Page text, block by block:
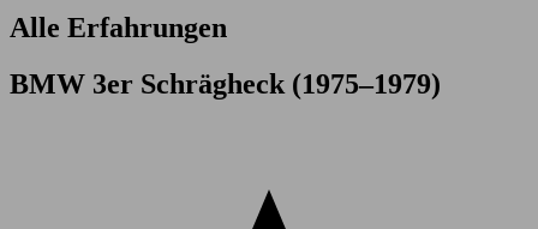
Alle Erfahrungen
BMW 3er Schrägheck (1975–1979)